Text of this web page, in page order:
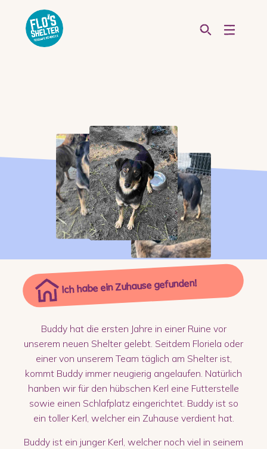
Ich habe ein Zuhause gefunden!
Buddy hat die ersten Jahre in einer Ruine vor
unserem neuen Shelter gelebt. Seitdem Floriela oder
einer von unserem Team täglich am Shelter ist,
kommt Buddy immer neugierig angelaufen. Natürlich
hanben wir für den hübschen Kerl eine Futterstelle
sowie einen Schlafplatz eingerichtet. Buddy ist so
ein toller Kerl, welcher ein Zuhause verdient hat.
Buddy ist ein junger Kerl, welcher noch viel in seinem